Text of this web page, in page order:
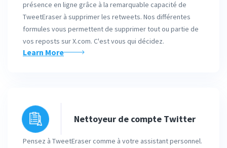
présence en ligne grâce à la remarquable capacité de
TweetEraser à supprimer les retweets. Nos différentes
formules vous permettent de supprimer tout ou partie de
vos reposts sur X.com. C'est vous qui décidez.
Learn More
Nettoyeur de compte Twitter
Pensez à TweetEraser comme à votre assistant personnel.